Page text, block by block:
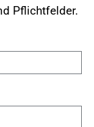
Pflichtfelder.